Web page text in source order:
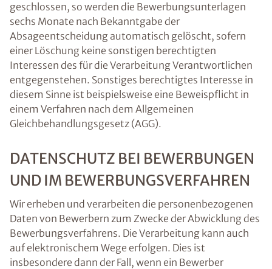
geschlossen, so werden die Bewerbungsunterlagen
sechs Monate nach Bekanntgabe der
Absageentscheidung automatisch gelöscht, sofern
einer Löschung keine sonstigen berechtigten
Interessen des für die Verarbeitung Verantwortlichen
entgegenstehen. Sonstiges berechtigtes Interesse in
diesem Sinne ist beispielsweise eine Beweispflicht in
einem Verfahren nach dem Allgemeinen
Gleichbehandlungsgesetz (AGG).
DATENSCHUTZ BEI BEWERBUNGEN
UND IM BEWERBUNGSVERFAHREN
Wir erheben und verarbeiten die personenbezogenen
Daten von Bewerbern zum Zwecke der Abwicklung des
Bewerbungsverfahrens. Die Verarbeitung kann auch
auf elektronischem Wege erfolgen. Dies ist
insbesondere dann der Fall, wenn ein Bewerber